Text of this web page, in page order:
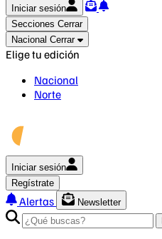
Iniciar sesión
Secciones Cerrar
Nacional Cerrar
Elige tu edición
Nacional
Norte
Iniciar sesión
Regístrate
Alertas
Newsletter